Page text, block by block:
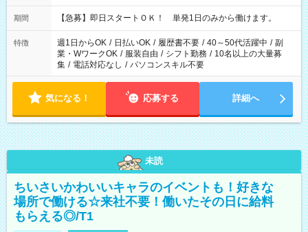
・13：00～22：00 ・22：00～翌6：00 など
期間 【急募】即日スタートＯＫ！ 単発1日のみから働けます。
特徴 週1日からOK / 日払いOK / 履歴書不要 / 40～50代活躍中 / 副
業・WワークOK / 服装自由 / シフト勤務 / 10名以上の大量募
集 / 電話対応なし / パソコンスキル不要
気になる！ 応募する 詳細へ
未読
ちいさいかわいいキャラのイベントも！好きな
場所で働ける☆来社不要！働いたその日に給料
もらえる◎/T1